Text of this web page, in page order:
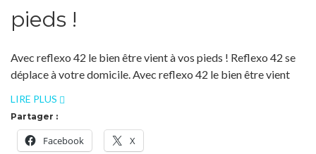
pieds !
Avec reflexo 42 le bien être vient à vos pieds ! Reflexo 42 se
déplace à votre domicile. Avec reflexo 42 le bien être vient
LIRE PLUS
Partager :
Facebook X